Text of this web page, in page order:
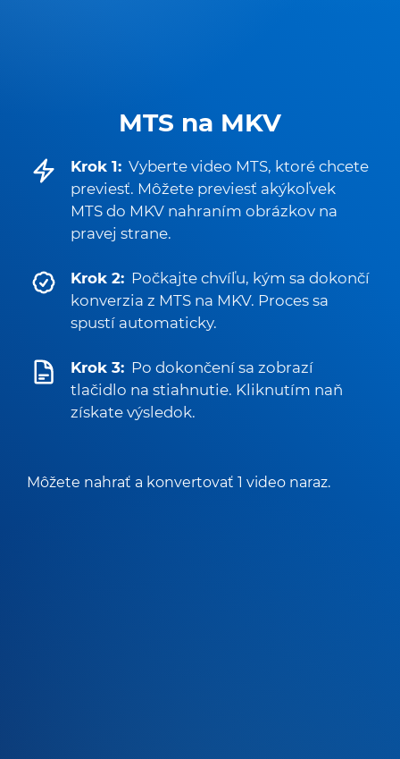
MTS na MKV
Krok 1: Vyberte video MTS, ktoré chcete
previesť. Môžete previesť akýkoľvek
MTS do MKV nahraním obrázkov na
pravej strane.
Krok 2: Počkajte chvíľu, kým sa dokončí
konverzia z MTS na MKV. Proces sa
spustí automaticky.
Krok 3: Po dokončení sa zobrazí
tlačidlo na stiahnutie. Kliknutím naň
získate výsledok.
Môžete nahrať a konvertovať 1 video naraz.